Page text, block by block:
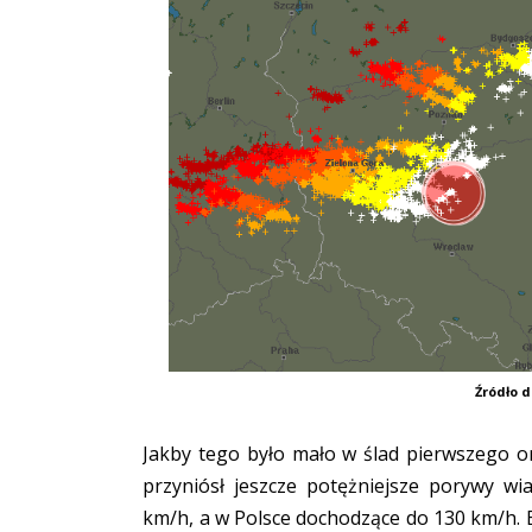
Źródło
Jakby tego było mało w ślad pierwszego
przyniósł jeszcze potężniejsze porywy
km/h, a w Polsce dochodzące do 130 km/h.